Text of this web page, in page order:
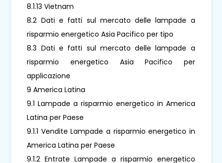
8.1.13 Vietnam
8.2 Dati e fatti sul mercato delle lampade a
risparmio energetico Asia Pacifico per tipo
8.3 Dati e fatti sul mercato delle lampade a
risparmio energetico Asia Pacifico per
applicazione
9 America Latina
9.1 Lampade a risparmio energetico in America
Latina per Paese
9.1.1 Vendite Lampade a risparmio energetico in
America Latina per Paese
9.1.2 Entrate Lampade a risparmio energetico